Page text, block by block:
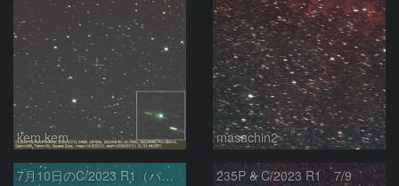
kem.kem masachin2
7月10日のC/2023 R1（パンスターズ彗星） 235P & C/2023 R1 7/9